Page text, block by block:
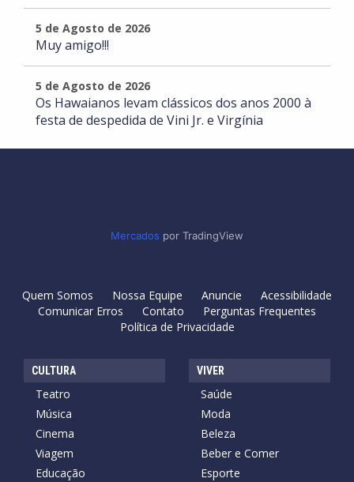
5 de Agosto de 2026
Muy amigo!!!
5 de Agosto de 2026
Os Hawaianos levam clássicos dos anos 2000 à
festa de despedida de Vini Jr. e Virgínia
Mercados por TradingView
Quem Somos Nossa Equipe Anuncie
Acessibilidade
Comunicar Erros
Contato
Perguntas Frequentes
Política de Privacidade
CULTURA
Teatro
Música
Cinema
Viagem
Educação
VIVER
Saúde
Moda
Beleza
Beber e Comer
Esporte